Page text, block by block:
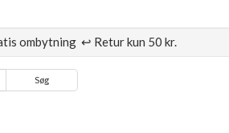
ombytning ↩️ Retur kun 50 kr.
Søg